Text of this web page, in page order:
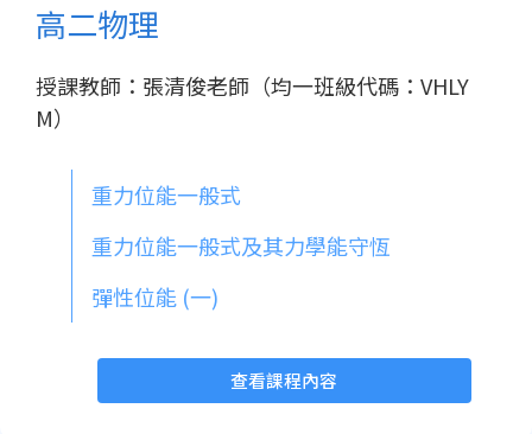
高二物理
授課教師：張清俊老師（均一班級代碼：VHLY
M）
重力位能一般式
重力位能一般式及其力學能守恆
彈性位能 (一)
查看課程內容